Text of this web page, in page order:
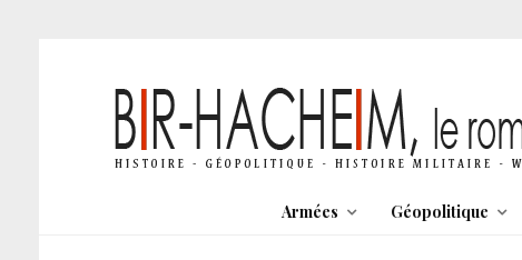
Armées Géopolitique